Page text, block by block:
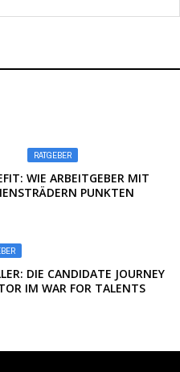
RATGEBER
WIE ARBEITGEBER MIT
PUNKTEN
DIE CANDIDATE JOURNEY
IM WAR FOR TALENTS